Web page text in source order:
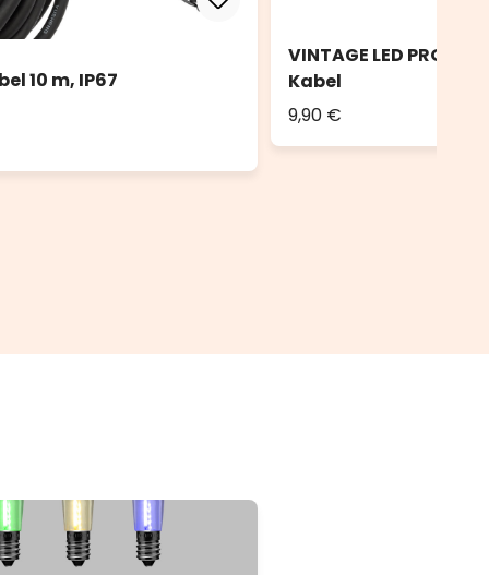
10 m, IP67
VINTAGE LED PRO
Kabel
9,90 €